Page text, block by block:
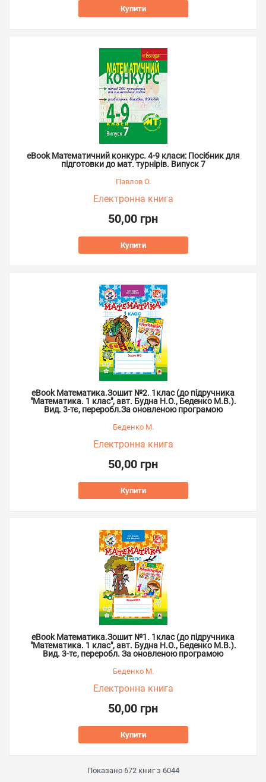
Купити
eBook Математичний конкурс. 4-9 класи: Посібник для
підготовки до мат. турнірів. Випуск 7
Павлов О.
Електронна книга
50,00 грн
Купити
eBook Математика.Зошит №2. 1клас (до підручника
"Математика. 1 клас", авт. Будна Н.О., Беденко М.В.).
Вид. 3-тє, переробл.За оновленою програмою
Беденко М.
Електронна книга
50,00 грн
Купити
eBook Математика.Зошит №1. 1клас (до підручника
"Математика. 1 клас", авт. Будна Н.О., Беденко М.В.).
Вид. 3-тє, переробл. За оновленою програмою
Беденко М.
Електронна книга
50,00 грн
Купити
Показано 672книг з 6044